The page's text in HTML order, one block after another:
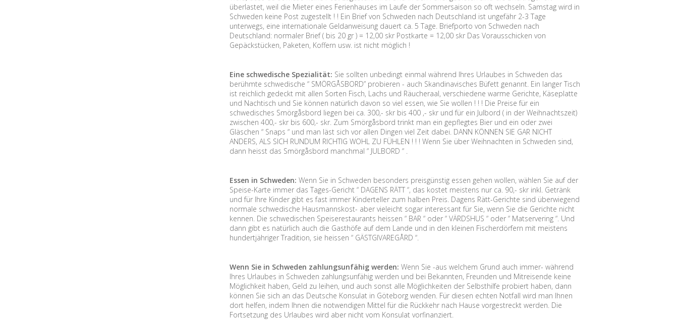
überlastet, weil die Mieter eines Ferienhauses im Laufe der Sommersaison so oft wechseln. Samstag wird in
Schweden keine Post zugestellt ! ! Ein Brief von Schweden nach Deutschland ist ungefähr 2-3 Tage
unterwegs, eine internationale Geldanweisung dauert ca. 5 Tage. Briefporto von Schweden nach
Deutschland: normaler Brief ( bis 20 gr ) = 12,00 skr Postkarte = 12,00 skr Das Vorausschicken von
Gepäckstücken, Paketen, Koffern usw. ist nicht möglich !
Eine schwedische Spezialität: Sie sollten unbedingt einmal während Ihres Urlaubes in Schweden das
berühmte schwedische “ SMÖRGÅSBORD” probieren - auch Skandinavisches Büfett genannt. Ein langer Tisch
ist reichlich gedeckt mit allen Sorten Fisch, Lachs und Räucheraal, verschiedene warme Gerichte, Käseplatte
und Nachtisch und Sie können natürlich davon so viel essen, wie Sie wollen ! ! ! Die Preise für ein
schwedisches Smörgåsbord liegen bei ca. 300,- skr bis 400 ,- skr und für ein Julbord ( in der Weihnachtszeit)
zwischen 400,- skr bis 600,- skr. Zum Smörgåsbord trinkt man ein gepflegtes Bier und ein oder zwei
Gläschen “ Snaps “ und man läst sich vor allen Dingen viel Zeit dabei. DANN KÖNNEN SIE GAR NICHT
ANDERS, ALS SICH RUNDUM RICHTIG WOHL ZU FÜHLEN ! ! ! Wenn Sie über Weihnachten in Schweden sind,
dann heisst das Smörgåsbord manchmal “ JULBORD “ .
Essen in Schweden: Wenn Sie in Schweden besonders preisgünstig essen gehen wollen, wählen Sie auf der
Speise-Karte immer das Tages-Gericht “ DAGENS RÄTT “, das kostet meistens nur ca. 90,- skr inkl. Getränk
und für Ihre Kinder gibt es fast immer Kinderteller zum halben Preis. Dagens Rätt-Gerichte sind überwiegend
normale schwedische Hausmannskost- aber vieleicht sogar interessant für Sie, wenn Sie die Gerichte nicht
kennen. Die schwedischen Speiserestaurants heissen “ BAR “ oder “ VÄRDSHUS “ oder “ Matservering “. Und
dann gibt es natürlich auch die Gasthöfe auf dem Lande und in den kleinen Fischerdörfern mit meistens
hundertjähriger Tradition, sie heissen “ GÄSTGIVAREGÅRD “.
Wenn Sie in Schweden zahlungsunfähig werden: Wenn Sie -aus welchem Grund auch immer- während
Ihres Urlaubes in Schweden zahlungsunfähig werden und bei Bekannten, Freunden und Mitreisende keine
Möglichkeit haben, Geld zu leihen, und auch sonst alle Möglichkeiten der Selbsthilfe probiert haben, dann
können Sie sich an das Deutsche Konsulat in Göteborg wenden. Für diesen echten Notfall wird man Ihnen
dort helfen, indem Ihnen die notwendigen Mittel für die Rückkehr nach Hause vorgestreckt werden. Die
Fortsetzung des Urlaubes wird aber nicht vom Konsulat vorfinanziert.